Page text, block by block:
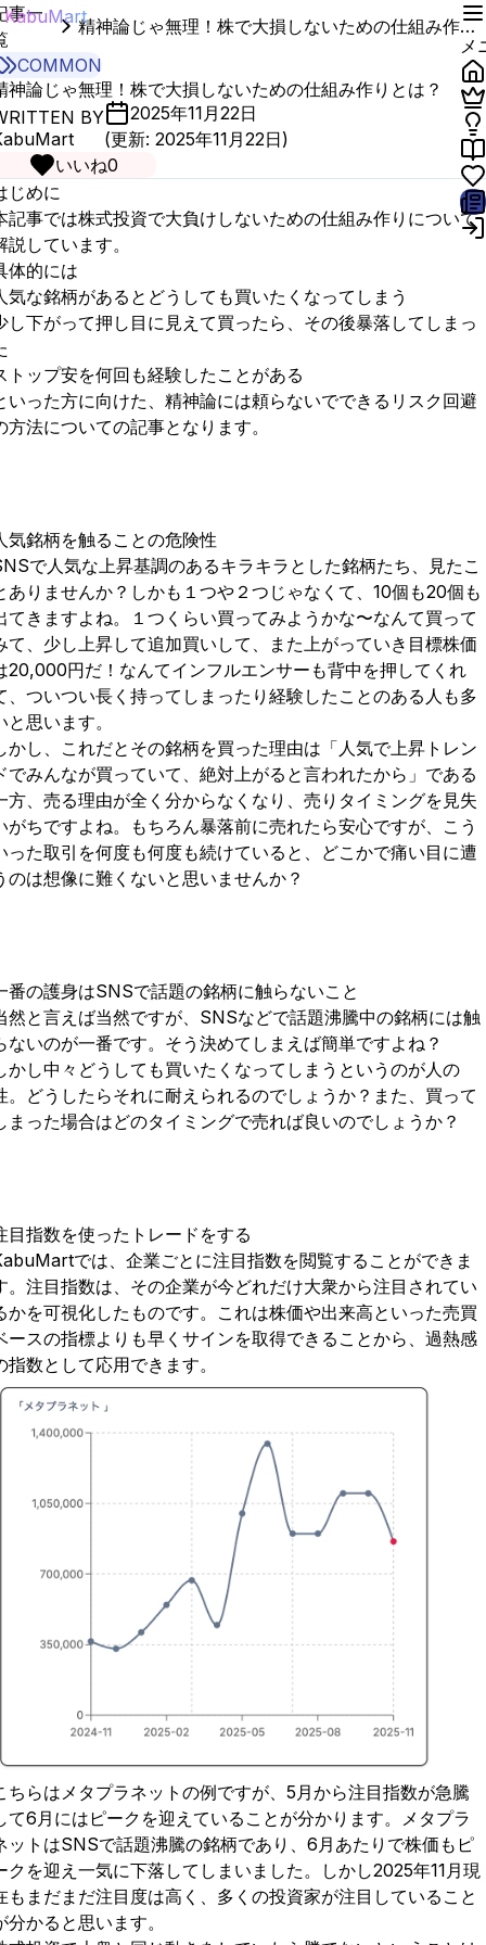
KabuMart
メ
事一
精神論じゃ無理！株で大損しないための仕組み作りとは？
COMMON
神論じゃ無理！株で大損しないための仕組み作りとは？
BY
2025年11月22日
(更新: 2025年11月22日)
いいね0
じめに
記事では株式投資で大負けしないための仕組み作りについて
説しています。
体的には
気な銘柄があるとどうしても買いたくなってしまう
し下がって押し目に見えて買ったら、その後暴落してしまっ
トップ安を何回も経験したことがある
いった方に向けた、精神論には頼らないでできるリスク回避
方法についての記事となります。
気銘柄を触ることの危険性
で人気な上昇基調のあるキラキラとした銘柄たち、見たこ
ありませんか？しかも１つや２つじゃなくて、10個も20個も
てきますよね。１つくらい買ってみようかな〜なんて買って
て、少し上昇して追加買いして、また上がっていき目標株価
20,000円だ！なんてインフルエンサーも背中を押してくれ
、ついつい長く持ってしまったり経験したことのある人も多
と思います。
かし、これだとその銘柄を買った理由は「人気で上昇トレン
でみんなが買っていて、絶対上がると言われたから」である
方、売る理由が全く分からなくなり、売りタイミングを見失
がちですよね。もちろん暴落前に売れたら安心ですが、こう
った取引を何度も何度も続けていると、どこかで痛い目に遭
のは想像に難くないと思いませんか？
番の護身はSNSで話題の銘柄に触らないこと
然と言えば当然ですが、SNSなどで話題沸騰中の銘柄には触
ないのが一番です。そう決めてしまえば簡単ですよね？
かし中々どうしても買いたくなってしまうというのが人の
。どうしたらそれに耐えられるのでしょうか？また、買って
まった場合はどのタイミングで売れば良いのでしょうか？
目指数を使ったトレードをする
では、企業ごとに注目指数を閲覧することができま
。注目指数は、その企業が今どれだけ大衆から注目されてい
かを可視化したものです。これは株価や出来高といった売買
ースの指標よりも早くサインを取得できることから、過熱感
指数として応用できます。
ちらはメタプラネットの例ですが、5月から注目指数が急騰
て6月にはピークを迎えていることが分かります。メタプラ
ットはSNSで話題沸騰の銘柄であり、6月あたりで株価もピ
クを迎え一気に下落してしまいました。しかし2025年11月現
もまだまだ注目度は高く、多くの投資家が注目していること
分かると思います。